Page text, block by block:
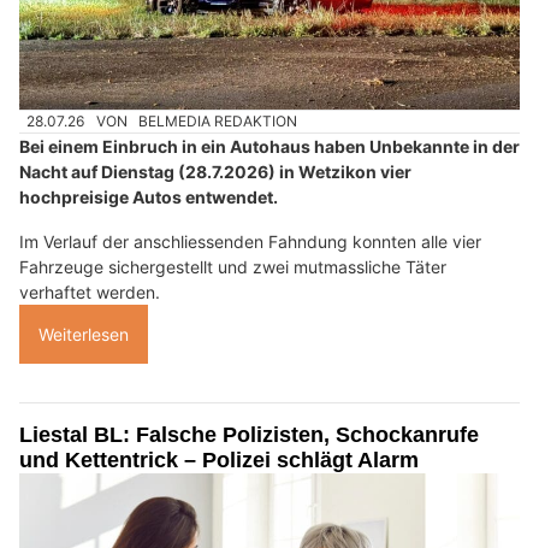
28.07.26 VON BELMEDIA REDAKTION
Bei einem Einbruch in ein Autohaus haben Unbekannte in der
Nacht auf Dienstag (28.7.2026) in Wetzikon vier
hochpreisige Autos entwendet.
Im Verlauf der anschliessenden Fahndung konnten alle vier
Fahrzeuge sichergestellt und zwei mutmassliche Täter
verhaftet werden.
Weiterlesen
Liestal BL: Falsche Polizisten, Schockanrufe
und Kettentrick – Polizei schlägt Alarm